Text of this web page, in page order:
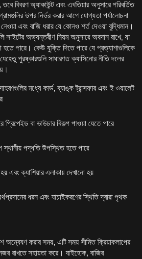
বিবরণ অ্যাকাউন্ট এবং এখতিয়ার অনুসারে পরিবর্তিত
উপর নির্ভর করার আগে যোগ্যতা পর্যালোচনা
এবং বাজি ধরার যে কোনও শর্ত দেওয়া বুদ্ধিমান।
সাইটের অভ্যন্তরীণ নিয়ম অনুসারে অবদান রাখে, যা
হতে পারে। কেউ যুক্তি দিতে পারে যে প্রত্যাশাগুলিকে
পুরষ্কারগুলি সাধারণত ক্যাসিনোর নীতি দলের
মধ্যে কার্ড, ব্যাঙ্ক ট্রান্সফার এবং ই ওয়ালেট
প্রিপেইড বা ভাউচার বিকল্প পাওয়া যেতে পারে
স্থানীয় পদ্ধতি উপস্থিত হতে পারে
হয় এবং ক্যাশিয়ার এলাকায় দেখানো হয়
ধরন এবং যাচাইকরণের স্থিতি দ্বারা পৃথক
অন্বেষণ করার সময়, এটি সময় সীমিত ক্রিয়াকলাপের
রাখতে সহায়তা করে। যাইহোক, বাজির